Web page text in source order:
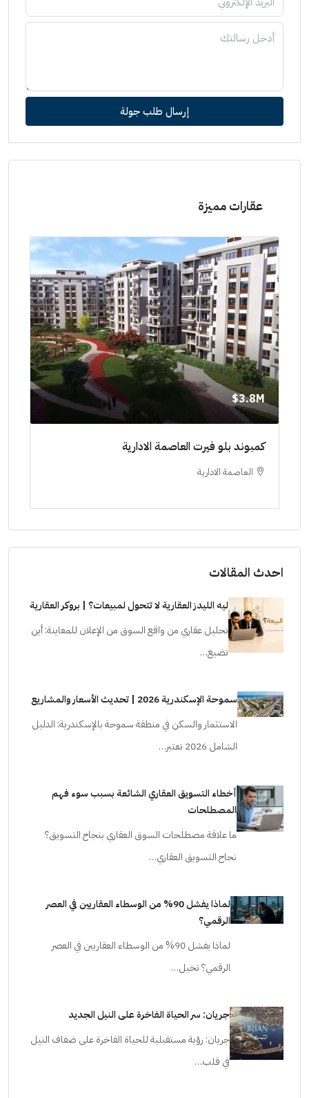
إرسال طلب جولة
عقارات مميزة
3.8M$
كمبوند بلو فيرت العاصمة الادارية
العاصمة الادارية
احدث المقالات
ليه الليدز العقارية لا تتحول لمبيعات؟ | بروكر العقارية
تحليل عقاري من واقع السوق من الإعلان للمعاينة: أين
تضيع…
سموحة الإسكندرية 2026 | تحديث الأسعار والمشاريع
الاستثمار والسكن في منطقة سموحة بالإسكندرية: الدليل
الشامل 2026 تعتبر…
أخطاء التسويق العقاري الشائعة بسبب سوء فهم
المصطلحات
ما علاقة مصطلحات السوق العقاري بنجاح التسويق؟
نجاح التسويق العقاري…
لماذا يفشل 90% من الوسطاء العقاريين في العصر
الرقمي؟
لماذا يفشل 90% من الوسطاء العقاريين في العصر
الرقمي؟ تخيل…
جريان: سر الحياة الفاخرة على النيل الجديد
جريان: رؤية مستقبلية للحياة الفاخرة على ضفاف النيل
في قلب…